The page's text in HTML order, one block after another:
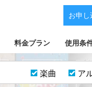
料金プラン 使用条
お申
楽曲 ア